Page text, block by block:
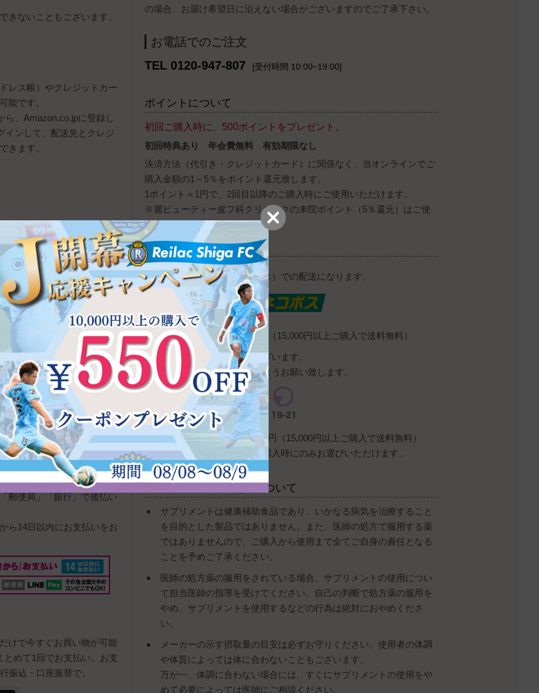
きないこともございます。
レス帳）やクレジットカー
能です。
ら、Amazon.co.jpに登録し
インして、配送先とクレジ
きます。
社が提供するオンライン決
的に立ち上がり、お支払い
ンを押すと、PayPay残高
さい。
郵便局」「銀行」で後払い
ら14日以内にお支払いをお
けで今すぐお買い物が可能
めて1回でお支払い。お支
振込・口座振替で。
の場合、お届け希望日に沿えない場合がございますのでご了承下さい。
お電話でのご注文
TEL 0120-947-807
[受付時間 10:00~19:00]
ポイントについて
初回ご購入時に、500ポイントをプレゼント。
初回特典あり 年会費無料 有効期限なし
決済方法（代引き・クレジットカード）に関係なく、当オンラインでご
購入金額の1～5％をポイント還元致します。
1ポイント＝1円で、2回目以降のご購入時にご使用いただけます。
※麗ビューティー皮フ科クリニックの来院ポイント（5％還元）はご使
用いただけません。
配送・送料について
ヤマト運輸（宅急便・ネコポス）での配送になります。
宅急便：送料は全国一律700円（15,000円以上ご購入で送料無料）
下記の時間帯指定が可能でございます。
ご購入の際にご指定頂きますようお願い致します。
ネコポス
：送料は全国一律380円（15,000円以上ご購入で送料無料）
※厚みが少ない一部商品のご購入時にのみお選びいただけます。
サプリメント等の使用について
サプリメントは健康補助食品であり、いかなる病気を治療すること
を目的とした製品ではありません。また、医師の処方で服用する薬
ではありませんので、ご購入から使用まで全てご自身の責任となる
ことを予めご了承ください。
医師の処方薬の服用をされている場合、サプリメントの使用につい
て担当医師の指導を受けてください。自己の判断で処方薬の服用を
やめ、サプリメントを使用するなどの行為は絶対におやめくださ
い。
メーカーの示す摂取量の目安は必ずお守りください。使用者の体調
や体質によっては体に合わないこともございます。
万が一、体調に合わない場合には、すぐにサプリメントの使用をや
めて必要によっては医師にご相談ください。